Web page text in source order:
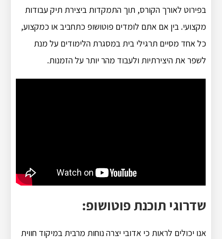
בפירוט לאורך הקורס, תוך התמקדות ביצירת תיק עבודות
מקצועי. בין אם אתם לומדים פוטושופ כתחביב או כמקצוע,
כל אחד מסיים תרגילי בית במסגרת הלימודים על מנת
לשפר את היצירתיות ולעבוד מהר יותר על הזמנות.
שדרוגי תוכנת פוטושופ:
אנו יכולים לראות כי אדובי יצרה נוחות מרבית במיקוד חווית